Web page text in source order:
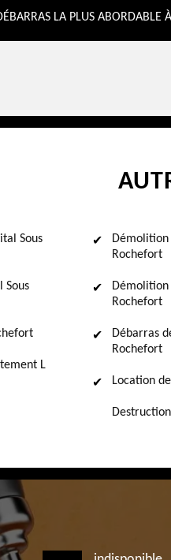
LA PLUS ABORDABLE
Sous
Sous
L
Démolition
Rochefort
Démolition
Rochefort
Débarras
Rochefort
Location